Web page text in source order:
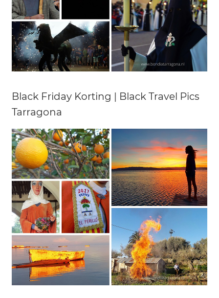
Black Friday Korting | Black Travel Pics
Tarragona